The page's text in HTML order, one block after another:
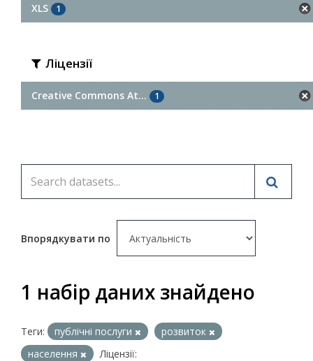
XLS 1
Ліцензії
Creative Commons At... 1
Впорядкувати по
1 набір даних знайдено
Теги: публічні послуги
розвиток
населення
Ліцензії: